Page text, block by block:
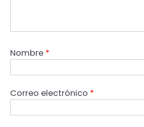
Nombre *
Correo electrónico *